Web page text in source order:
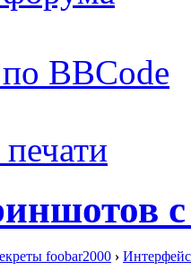
BBCode
foobar2000 ›